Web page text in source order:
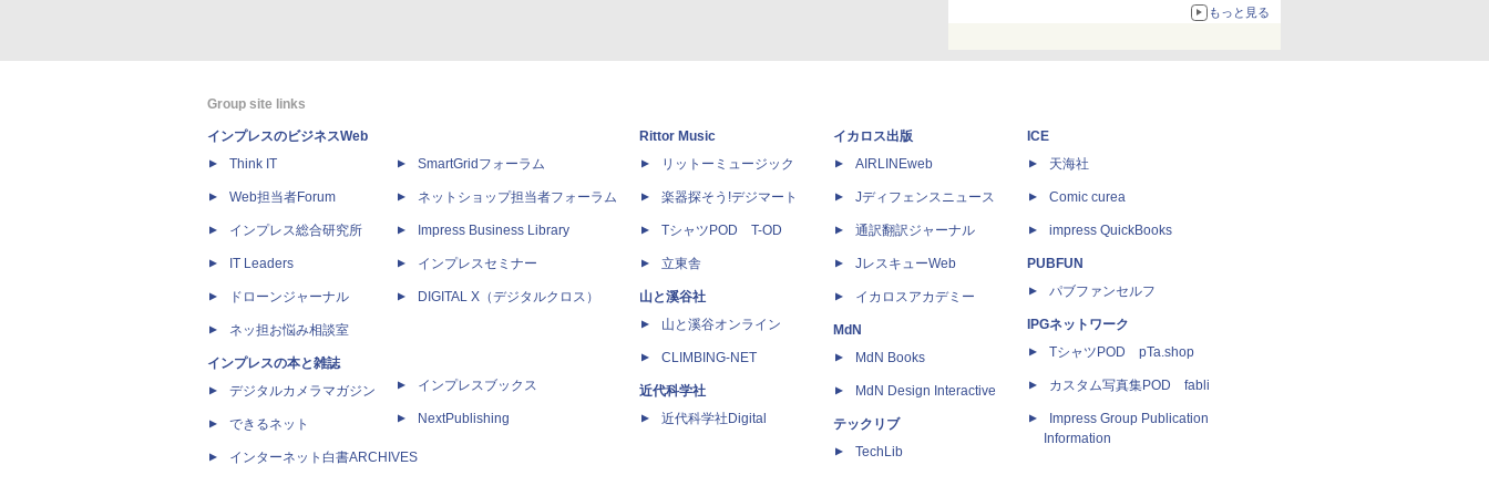
る。復活記念で2026年末まで500円
もっと見る
Group site links
インプレスのビジネスWeb
Think IT
Web担当者Forum
インプレス総合研究所
IT Leaders
ドローンジャーナル
ネッ担お悩み相談室
インプレスの本と雑誌
デジタルカメラマガジン
できるネット
インターネット白書ARCHIVES
SmartGridフォーラム
ネットショップ担当者フォーラム
Impress Business Library
インプレスセミナー
DIGITAL X（デジタルクロス）
インプレスブックス
NextPublishing
Rittor Music
リットーミュージック
楽器探そう!デジマート
TシャツPOD T-OD
立東舎
山と溪谷社
山と溪谷オンライン
CLIMBING-NET
近代科学社
近代科学社Digital
イカロス出版
AIRLINEweb
Jディフェンスニュース
通訳翻訳ジャーナル
JレスキューWeb
イカロスアカデミー
MdN
MdN Books
MdN Design Interactive
テックリブ
TechLib
ICE
天海社
Comic curea
impress QuickBooks
PUBFUN
パブファンセルフ
IPGネットワーク
TシャツPOD pTa.shop
カスタム写真集POD fabli
Impress Group Publication
Information